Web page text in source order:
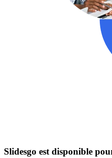
Slidesgo est disponible